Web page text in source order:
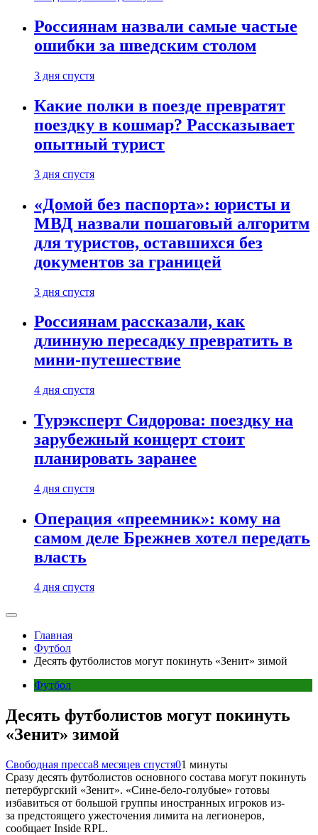
Россиянам назвали самые частые
ошибки за шведским столом
3 дня спустя
Какие полки в поезде превратят
поездку в кошмар? Рассказывает
опытный турист
3 дня спустя
«Домой без паспорта»: юристы и
МВД назвали пошаговый алгоритм
для туристов, оставшихся без
документов за границей
3 дня спустя
Россиянам рассказали, как
длинную пересадку превратить в
мини-путешествие
4 дня спустя
Турэксперт Сидорова: поездку на
зарубежный концерт стоит
планировать заранее
4 дня спустя
Операция «преемник»: кому на
самом деле Брежнев хотел передать
власть
4 дня спустя
Главная
Футбол
Десять футболистов могут покинуть «Зенит» зимой
Футбол
Десять футболистов могут покинуть
«Зенит» зимой
Свободная пресса8 месяцев спустя01 минуты
Сразу десять футболистов основного состава могут покинуть
петербургский «Зенит». «Сине-бело-голубые» готовы
избавиться от большой группы иностранных игроков из-
за предстоящего ужесточения лимита на легионеров,
сообщает Inside RPL.